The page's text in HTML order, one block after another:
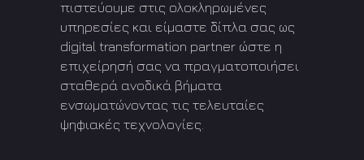
πιστεύουμε στις ολοκληρωμένες
υπηρεσίες και είμαστε δίπλα σας ως
digital transformation partner ώστε η
επιχείρησή σας να πραγματοποιήσει
σταθερά ανοδικά βήματα
ενσωματώνοντας τις τελευταίες
ψηφιακές τεχνολογίες.